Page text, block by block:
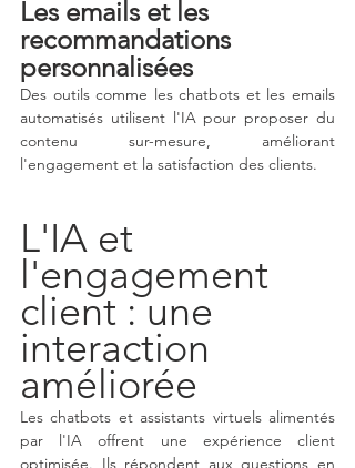
Les emails et les
recommandations
personnalisées
Des outils comme les chatbots et les emails
automatisés utilisent l'IA pour proposer du
contenu sur-mesure, améliorant
l'engagement et la satisfaction des clients.
L'IA et
l'engagement
client : une
interaction
améliorée
Les chatbots et assistants virtuels alimentés
par l'IA offrent une expérience client
optimisée. Ils répondent aux questions en